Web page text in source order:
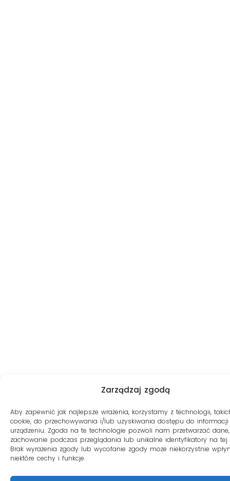
Zarządzaj zgodą
Aby zapewnić jak najlepsze wrażenia, korzystamy z technologii,
cookie, do przechowywania i/lub uzyskiwania dostępu do
urządzeniu. Zgoda na te technologie pozwoli nam przetwarzać
zachowanie podczas przeglądania lub unikalne identyfikatory na tej
Brak wyrażenia zgody lub wycofanie zgody może niekorzystnie
niektóre cechy i funkcje.